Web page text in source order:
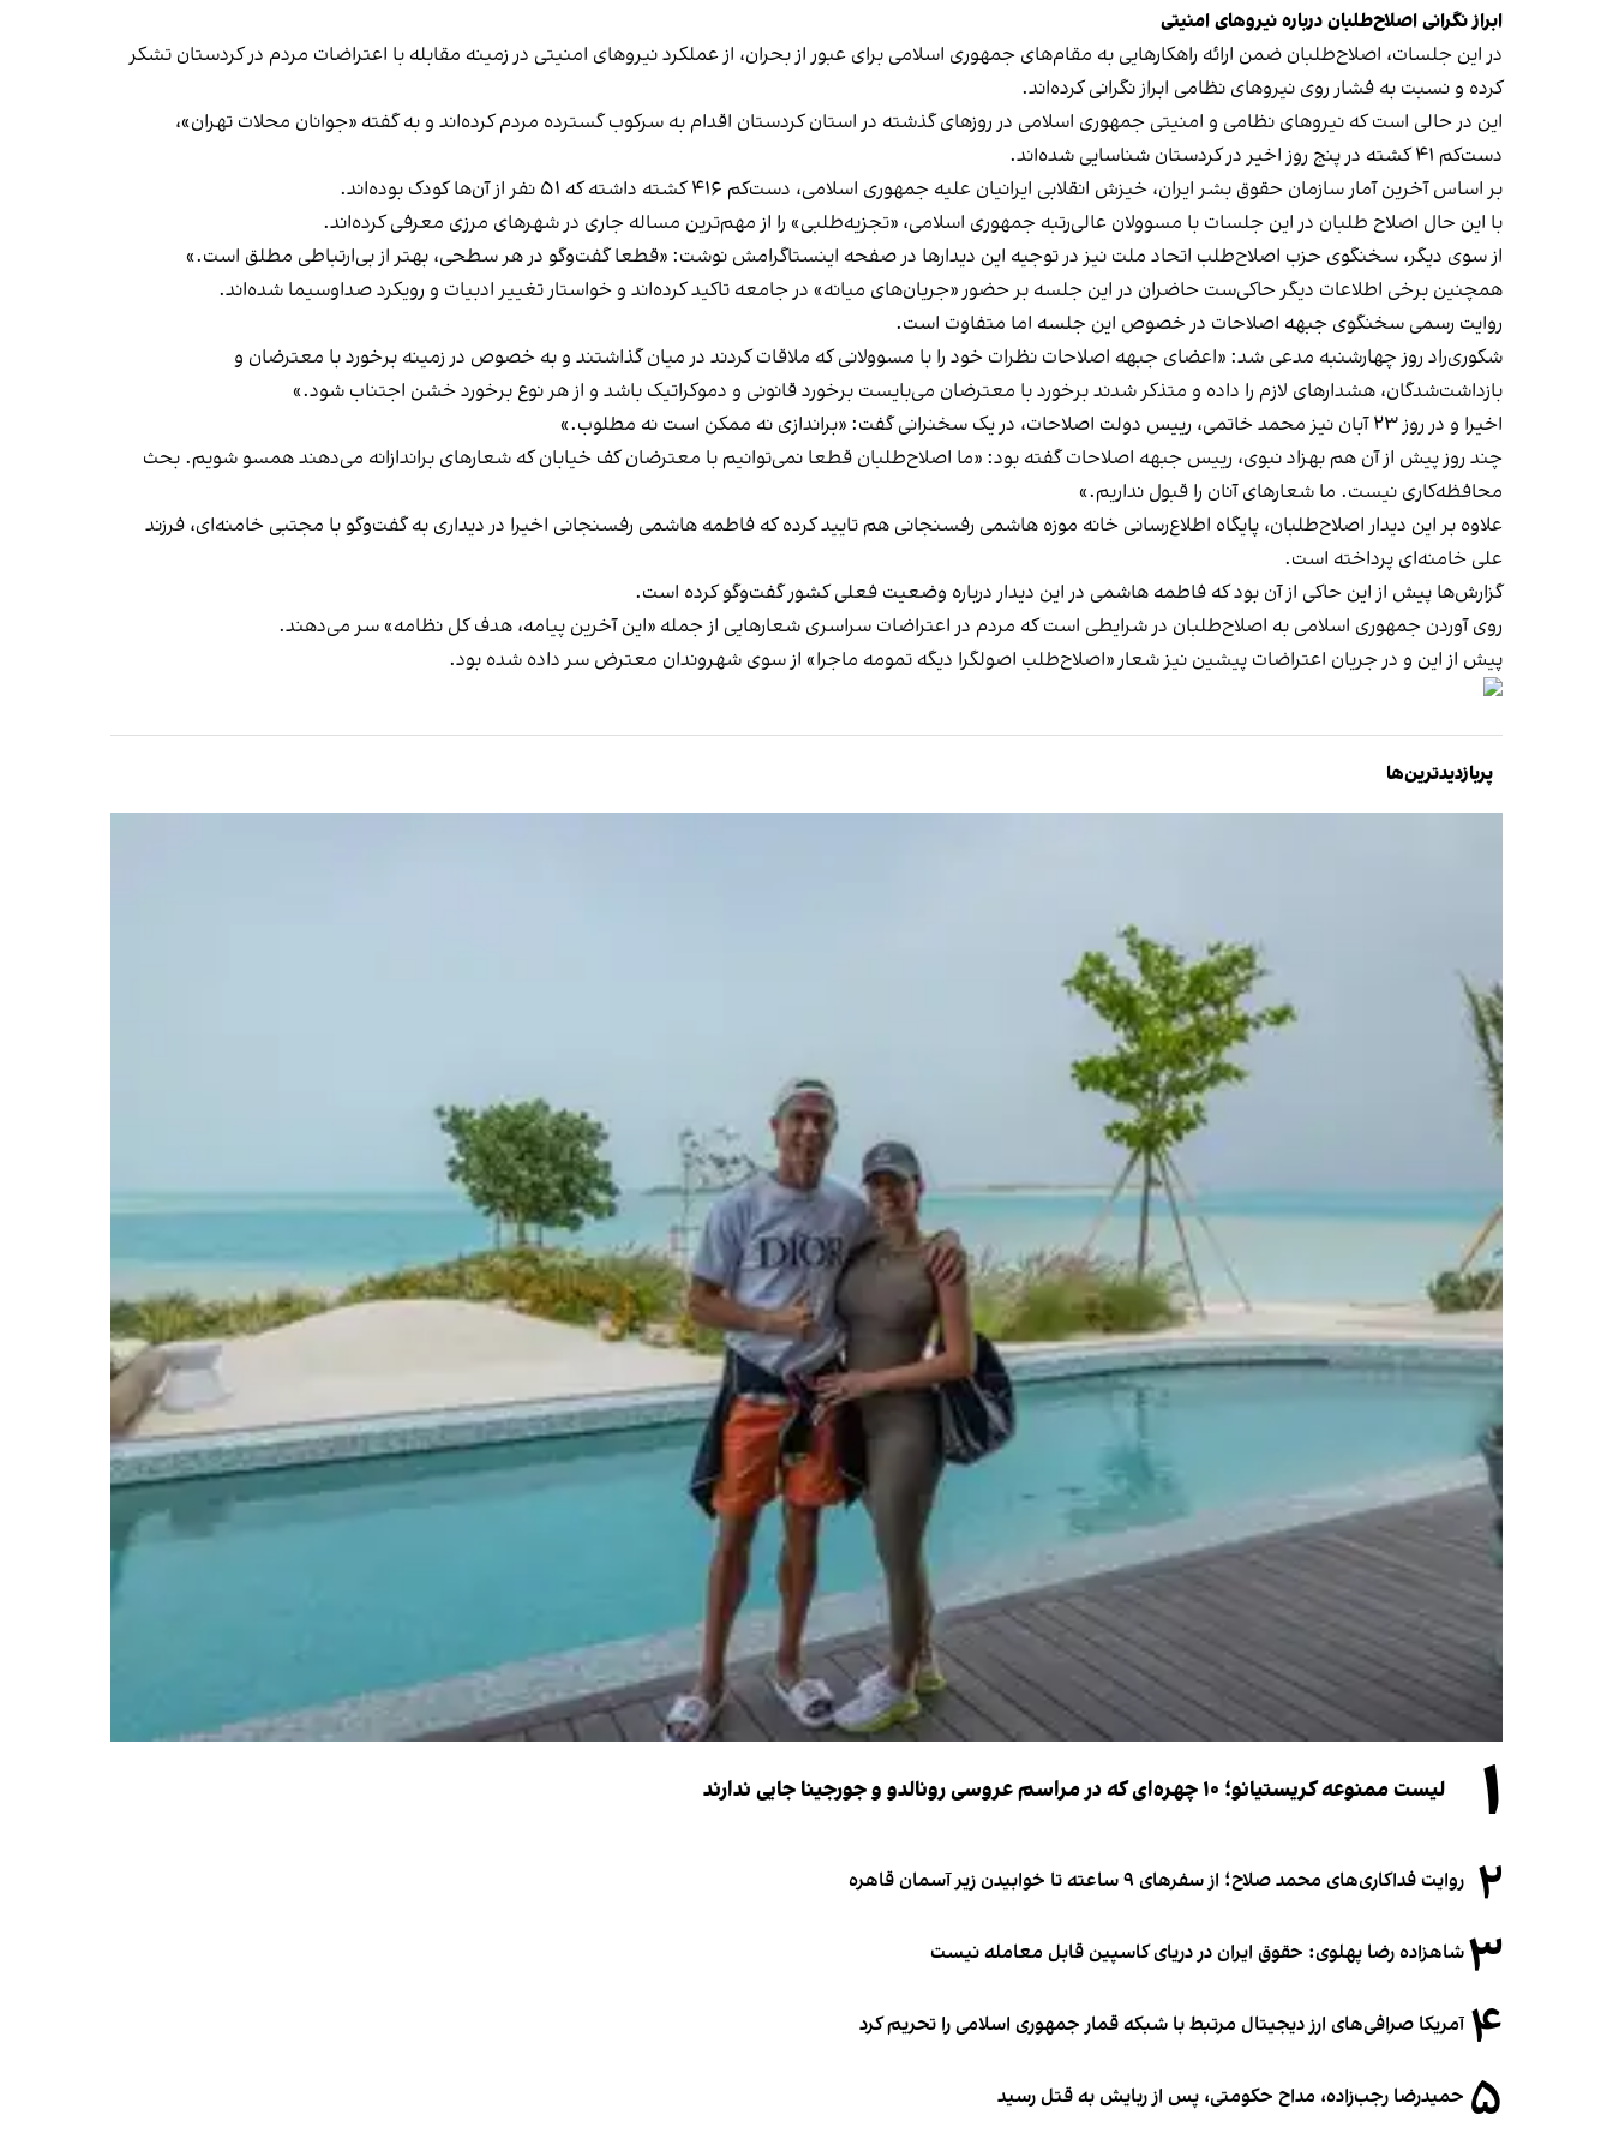
ابراز نگرانی اصلاح‌طلبان درباره نیروهای امنیتی
در این جلسات، اصلاح‌طلبان ضمن ارائه راهکارهایی به مقام‌های جمهوری اسلامی برای عبور از بحران، از عملکرد نیروهای امنیتی در زمینه مقابله با اعتراضات مردم در کردستان تشکر
کرده و نسبت به فشار روی نیروهای نظامی ابراز نگرانی کرده‌اند.
این در حالی است که نیروهای نظامی و امنیتی جمهوری اسلامی در روزهای گذشته در استان کردستان اقدام به سرکوب گسترده مردم کرده‌اند و به گفته «جوانان محلات تهران»،
دست‌کم ۴۱ کشته در پنج روز اخیر در کردستان شناسایی شده‌اند.
بر اساس آخرین آمار سازمان حقوق بشر ایران، خیزش انقلابی ایرانیان علیه جمهوری اسلامی، دست‌کم ۴۱۶ کشته داشته که ۵۱ نفر از آن‌ها کودک بوده‌اند.
با این حال اصلاح طلبان در این جلسات با مسوولان عالی‌رتبه جمهوری اسلامی، «تجزیه‌طلبی» را از مهم‌ترین مساله جاری در شهرهای مرزی معرفی کرده‌اند.
از سوی دیگر، سخنگوی حزب اصلاح‌طلب اتحاد ملت نیز در توجیه این دیدارها در صفحه اینستاگرامش نوشت: «قطعا گفت‌وگو در هر سطحی، بهتر از بی‌ارتباطی مطلق است.»
همچنین برخی اطلاعات دیگر حاکی‌ست حاضران در این جلسه بر حضور «جریان‌های میانه» در جامعه تاکید کرده‌اند و خواستار تغییر ادبیات و رویکرد صداوسیما شده‌اند.
روایت رسمی سخنگوی جبهه اصلاحات در خصوص این جلسه اما متفاوت است.
شکوری‌راد روز چهارشنبه مدعی شد: «اعضای جبهه اصلاحات نظرات خود را با مسوولانی که ملاقات کردند در میان گذاشتند و به خصوص در زمینه برخورد با معترضان و
بازداشت‌شدگان، هشدارهای لازم را داده و متذکر شدند برخورد با معترضان می‌بایست برخورد قانونی و دموکراتیک باشد و از هر نوع برخورد خشن اجتناب شود.»
اخیرا و در روز ۲۳ آبان نیز محمد خاتمی، رییس دولت اصلاحات، در یک سخنرانی گفت: «براندازی نه ممکن است نه مطلوب.»
چند روز پیش از آن هم بهزاد نبوی، رییس جبهه اصلاحات گفته بود: «ما اصلاح‌طلبان قطعا نمی‌توانیم با معترضان کف خیابان که شعارهای براندازانه می‌دهند همسو شویم. بحث
محافظه‌کاری نیست. ما شعارهای آنان را قبول نداریم.»
علاوه بر این دیدار اصلاح‌طلبان، پایگاه اطلاع‌رسانی خانه موزه هاشمی رفسنجانی هم تایید کرده که فاطمه هاشمی رفسنجانی اخیرا در دیداری به گفت‌وگو با مجتبی خامنه‌ای، فرزند
علی خامنه‌ای پرداخته است.
گزارش‌ها پیش از این حاکی از آن بود که فاطمه هاشمی در این دیدار درباره وضعیت فعلی کشور گفت‌وگو کرده است.
روی‌ آوردن جمهوری اسلامی به اصلاح‌طلبان در شرایطی است که مردم در اعتراضات سراسری شعارهایی از جمله «این آخرین پیامه، هدف کل نظامه» سر می‌دهند.
پیش از این و در جریان اعتراضات پیشین نیز شعار «اصلاح‌طلب اصولگرا دیگه تمومه ماجرا» از سوی شهروندان معترض سر داده شده بود.
پربازدیدترین‌ها
۱ لیست ممنوعه کریستیانو؛ ۱۰ چهره‌ای که در مراسم عروسی رونالدو و جورجینا جایی ندارند
۲ روایت فداکاری‌های محمد صلاح؛ از سفرهای ۹ ساعته تا خوابیدن زیر آسمان قاهره
۳شاهزاده رضا پهلوی: حقوق ایران در دریای کاسپین قابل معامله نیست
۴ آمریکا صرافی‌های ارز دیجیتال مرتبط با شبکه قمار جمهوری اسلامی را تحریم کرد
۵ حمیدرضا رجب‌زاده، مداح حکومتی، پس از ربایش به قتل رسید